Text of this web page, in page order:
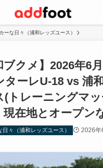
ーな日々（浦和レッズユース）
ブクメ】2026年6
ターレU-18 vs 浦
(トレーニングマ
現在地とオープン
々（浦和レッズユース） 2026年